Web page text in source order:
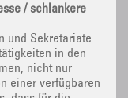
/ schlankere
und Sekretariate
in den
nicht nur
einer verfügbaren